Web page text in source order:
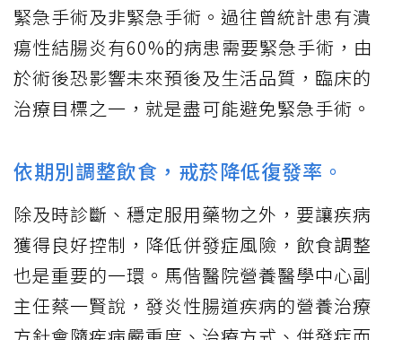
緊急手術及非緊急手術。過往曾統計患有潰
瘍性結腸炎有60%的病患需要緊急手術，由
於術後恐影響未來預後及生活品質，臨床的
治療目標之一，就是盡可能避免緊急手術。
依期別調整飲食，戒菸降低復發率。
除及時診斷、穩定服用藥物之外，要讓疾病
獲得良好控制，降低併發症風險，飲食調整
也是重要的一環。馬偕醫院營養醫學中心副
主任蔡一賢說，發炎性腸道疾病的營養治療